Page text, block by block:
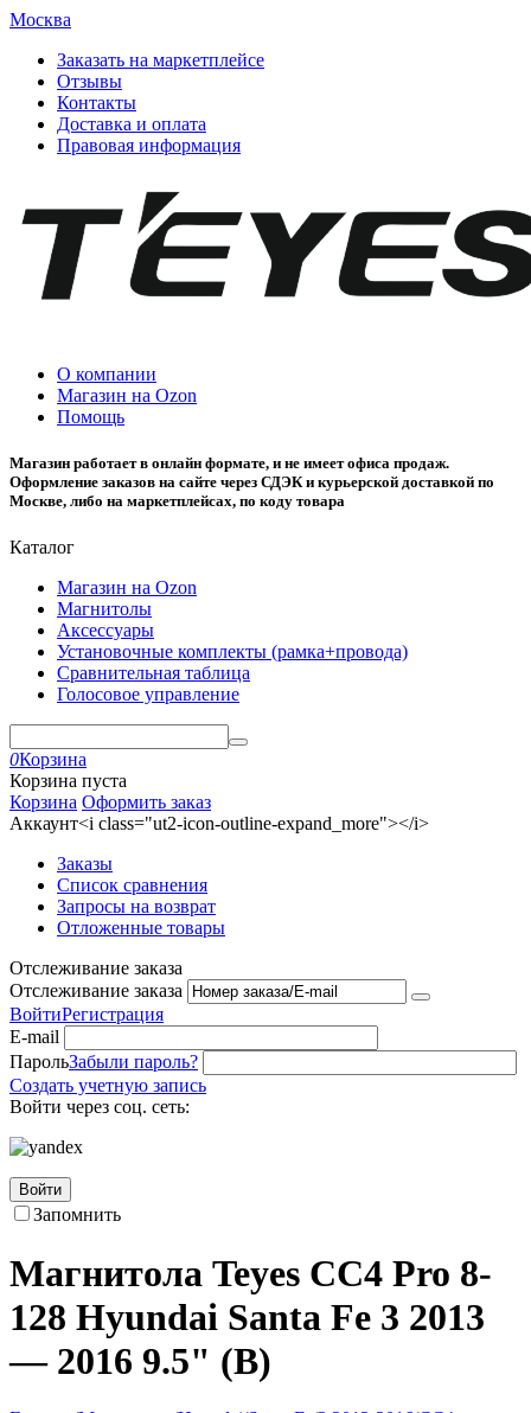
Москва
Заказать на маркетплейсе
Отзывы
Контакты
Доставка и оплата
Правовая информация
О компании
Магазин на Ozon
Помощь
Магазин работает в онлайн формате, и не имеет офиса продаж.
Оформление заказов на сайте через СДЭК и курьерской доставкой по
Москве, либо на маркетплейсах, по коду товара
Каталог
Магазин на Ozon
Магнитолы
Аксессуары
Установочные комплекты (рамка+провода)
Сравнительная таблица
Голосовое управление
0Корзина
Корзина пуста
Корзина Оформить заказ
Аккаунт<i class="ut2-icon-outline-expand_more"></i>
Заказы
Список сравнения
Запросы на возврат
Отложенные товары
Отслеживание заказа
Отслеживание заказа
ВойтиРегистрация
E-mail
ПарольЗабыли пароль?
Создать учетную запись
Войти через соц. сеть:
Войти
Запомнить
Магнитола Teyes CC4 Pro 8-
128 Hyundai Santa Fe 3 2013
— 2016 9.5" (B)